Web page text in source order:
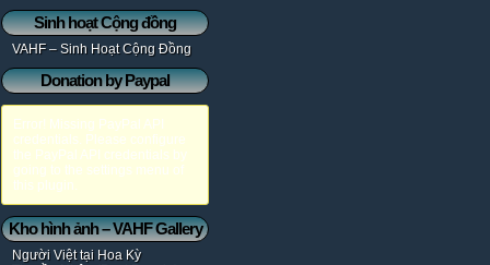
Sinh hoạt Cộng đồng
VAHF – Sinh Hoạt Cộng Đồng
Donation by Paypal
Error! Missing PayPal API
credentials. Please configure
the PayPal API credentials by
going to the settings menu of
this plugin.
Kho hình ảnh – VAHF Gallery
Người Việt tại Hoa Kỳ